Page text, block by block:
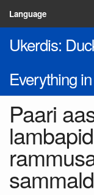
Language
Blogi
Kontakt
Ukerdis:
Everything
Paari